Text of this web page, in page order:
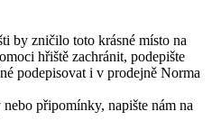
by zničilo toto krásné místo na
hřiště zachránit, podepište
podepisovat i v prodejně Norma
připomínky, napište nám na